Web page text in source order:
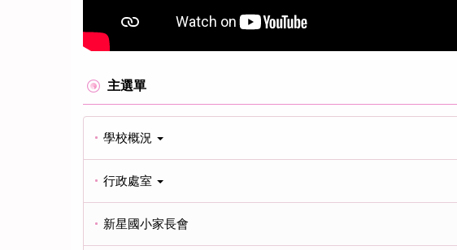
主選單
學校概況
行政處室
新星國小家長會